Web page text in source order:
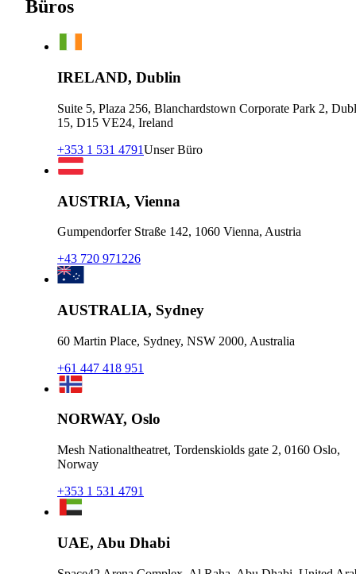
Büros
IRELAND, Dublin
Suite 5, Plaza 256, Blanchardstown Corporate Park 2,
15, D15 VE24, Ireland
+353 1 531 4791Unser Büro
AUSTRIA, Vienna
Gumpendorfer Straße 142, 1060 Vienna, Austria
+43 720 971226
AUSTRALIA, Sydney
60 Martin Place, Sydney, NSW 2000, Australia
+61 447 418 951
NORWAY, Oslo
Mesh Nationaltheatret, Tordenskiolds gate 2, 0160 Oslo,
Norway
+353 1 531 4791
UAE, Abu Dhabi